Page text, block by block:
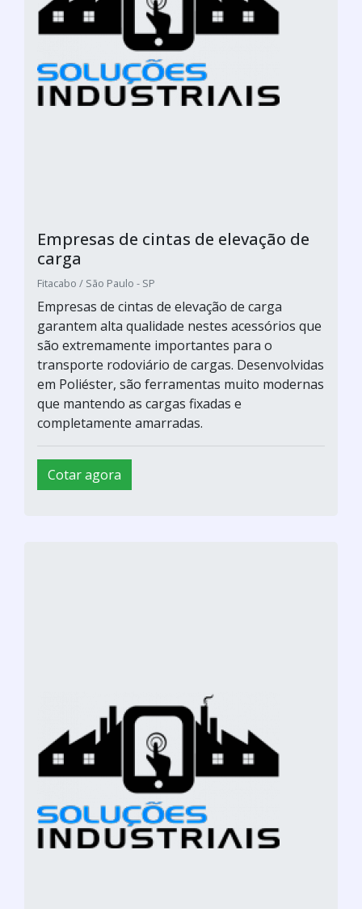
Empresas de cintas de elevação de
carga
Fitacabo / São Paulo - SP
Empresas de cintas de elevação de carga
garantem alta qualidade nestes acessórios que
são extremamente importantes para o
transporte rodoviário de cargas. Desenvolvidas
em Poliéster, são ferramentas muito modernas
que mantendo as cargas fixadas e
completamente amarradas.
Cotar agora